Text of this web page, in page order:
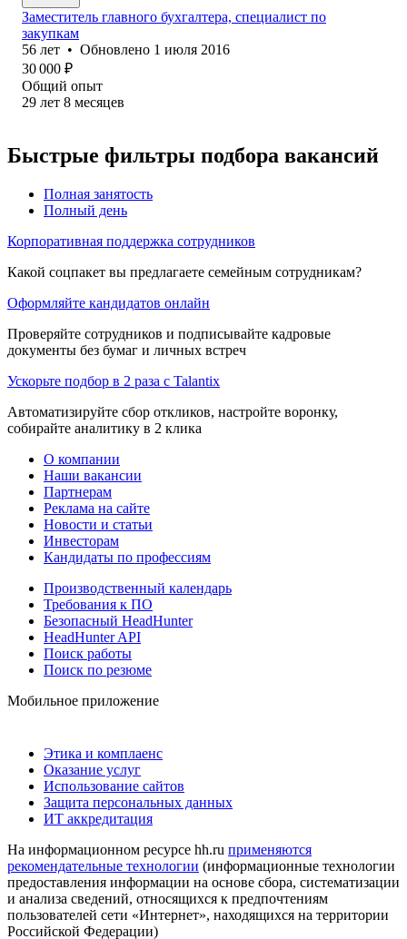
Заместитель главного бухгалтера, специалист по
закупкам
56 лет • Обновлено 1 июля 2016
30 000 ₽
Общий опыт
29 лет 8 месяцев
Быстрые фильтры подбора вакансий
Полная занятость
Полный день
Корпоративная поддержка сотрудников
Какой соцпакет вы предлагаете семейным сотрудникам?
Оформляйте кандидатов онлайн
Проверяйте сотрудников и подписывайте кадровые
документы без бумаг и личных встреч
Ускорьте подбор в 2 раза с Talantix
Автоматизируйте сбор откликов, настройте воронку,
собирайте аналитику в 2 клика
О компании
Наши вакансии
Партнерам
Реклама на сайте
Новости и статьи
Инвесторам
Кандидаты по профессиям
Производственный календарь
Требования к ПО
Безопасный HeadHunter
HeadHunter API
Поиск работы
Поиск по резюме
Мобильное приложение
Этика и комплаенс
Оказание услуг
Использование сайтов
Защита персональных данных
ИТ аккредитация
На информационном ресурсе hh.ru применяются
рекомендательные технологии (информационные технологии
предоставления информации на основе сбора, систематизации
и анализа сведений, относящихся к предпочтениям
пользователей сети «Интернет», находящихся на территории
Российской Федерации)